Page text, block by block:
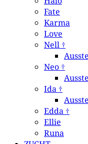
Fate
Karma
Love
Nell †
Neo †
Ida †
Edda †
Ellie
Runa